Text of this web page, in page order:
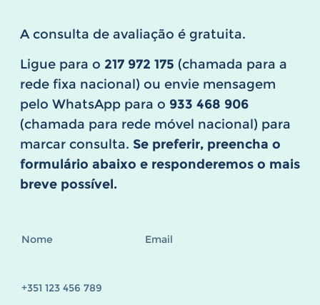
A consulta de avaliação é gratuita.
Ligue para o 217 972 175 (chamada para a
rede fixa nacional) ou envie mensagem
pelo WhatsApp para o 933 468 906
(chamada para rede móvel nacional) para
marcar consulta. Se preferir, preencha o
formulário abaixo e responderemos o mais
breve possível.